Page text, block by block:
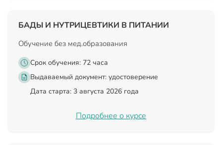
БАДЫ И НУТРИЦЕВТИКИ В ПИТАНИИ
Обучение без мед.образования
Срок обучения: 72 часа
Выдаваемый документ: удостоверение
Дата старта: 3 августа 2026 года
Подробнее о курсе